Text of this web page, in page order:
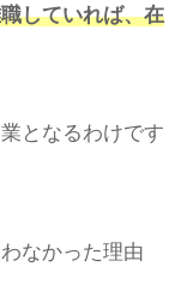
していれば、在
となるわけです
なかった理由